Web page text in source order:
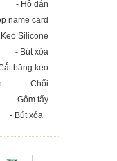
- Hồ dán
name card
Silicone
- Bút xóa
băng keo
- Chổi
- Gôm tẩy
- Bút xóa